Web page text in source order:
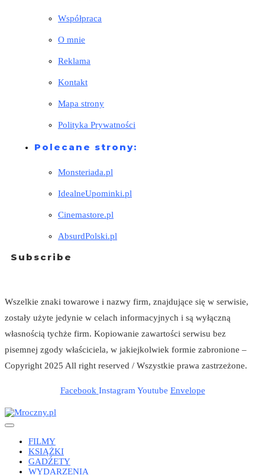
Współpraca
O mnie
Reklama
Kontakt
Mapa strony
Polityka Prywatności
Polecane strony:
Monsteriada.pl
IdealneUpominki.pl
Cinemastore.pl
AbsurdPolski.pl
Subscribe
Wszelkie znaki towarowe i nazwy firm, znajdujące się w serwisie,
zostały użyte jedynie w celach informacyjnych i są wyłączną
własnością tychże firm. Kopiowanie zawartości serwisu bez
pisemnej zgody właściciela, w jakiejkolwiek formie zabronione –
Copyright 2025 All right reserved / Wszystkie prawa zastrzeżone.
Facebook Instagram Youtube Envelope
FILMY
KSIĄŻKI
GADŹETY
WYDARZENIA